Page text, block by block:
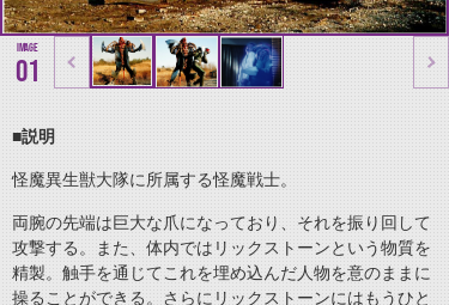
01
■説明
怪魔異生獣大隊に所属する怪魔戦士。
両腕の先端は巨大な爪になっており、それを振り回して
攻撃する。また、体内ではリックストーンという物質を
精製。触手を通じてこれを埋め込んだ人物を意のままに
操ることができる。さらにリックストーンにはもうひと